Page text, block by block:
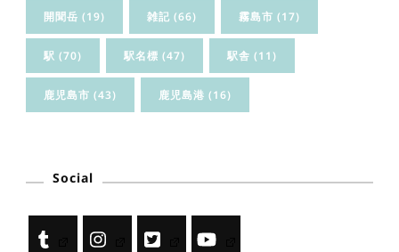
開聞岳 (19) 雑記 (66) 霧島市 (17)
駅 (70) 駅名標 (47) 駅舎 (11)
鹿児島市 (43) 鹿児島港 (16)
Social